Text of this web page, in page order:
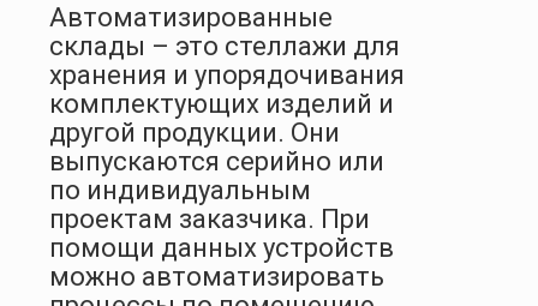
Автоматизированные
склады – это стеллажи для
хранения и упорядочивания
комплектующих изделий и
другой продукции. Они
выпускаются серийно или
по индивидуальным
проектам заказчика. При
помощи данных устройств
можно автоматизировать